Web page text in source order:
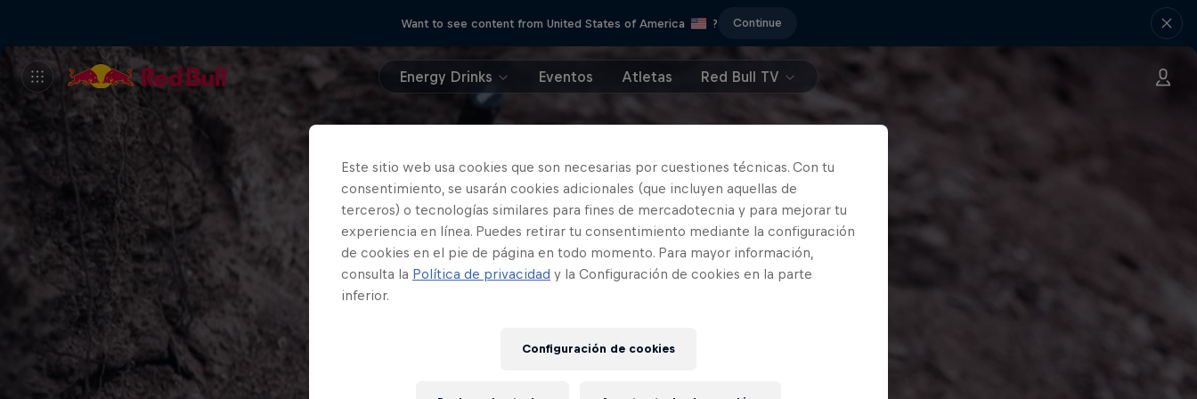
Want to see content from United States of America ? Continue
Energy Drinks Eventos Atletas Red Bull TV
Este sitio web usa cookies que son necesarias por cuestiones técnicas. Con tu
consentimiento, se usarán cookies adicionales (que incluyen aquellas de
terceros) o tecnologías similares para fines de mercadotecnia y para mejorar tu
experiencia en línea. Puedes retirar tu consentimiento mediante la configuración
de cookies en el pie de página en todo momento. Para mayor información,
consulta la Política de privacidad y la Configuración de cookies en la parte
inferior.
Configuración de cookies